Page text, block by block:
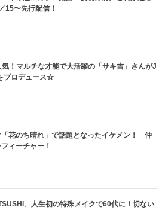
15〜先行配信！
！マルチな才能で大活躍の「サキ吉」さんがJ
プロデュース☆
花のち晴れ」で話題となったイケメン！ 仲
ィーチャー！
、人生初の特殊メイクで60代に！切ない